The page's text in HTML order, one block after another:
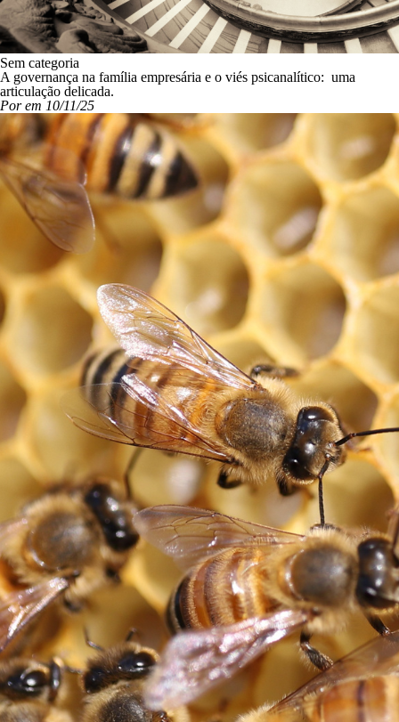
Sem categoria
A governança na família empresária e o viés psicanalítico: uma
articulação delicada.
Por em 10/11/25